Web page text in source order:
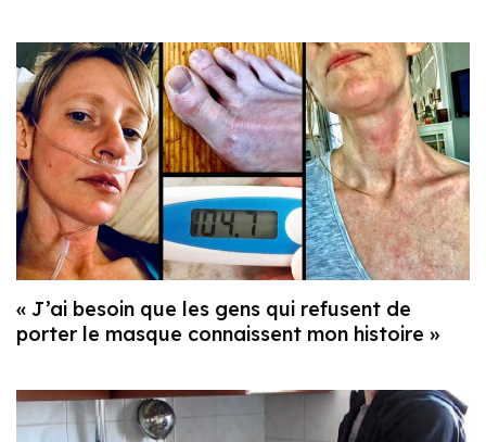
« J’ai besoin que les gens qui refusent de
porter le masque connaissent mon histoire »